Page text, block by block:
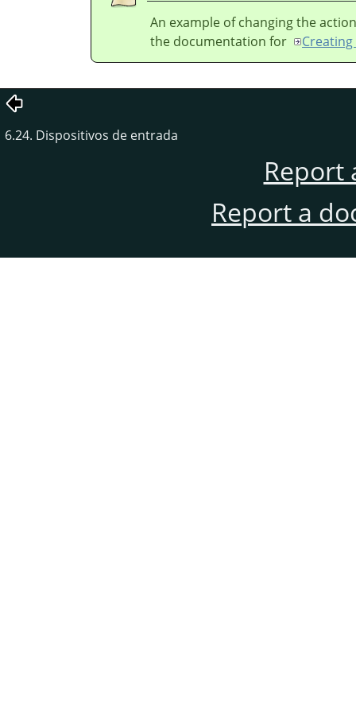
An example of changing the
the documentation for
6.24. Dispositivos de entrada
Report
Report a